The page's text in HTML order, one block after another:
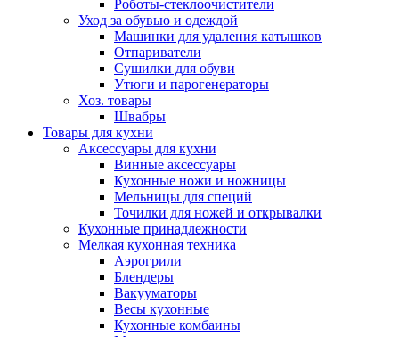
Роботы-стеклоочистители
Уход за обувью и одеждой
Машинки для удаления катышков
Отпариватели
Сушилки для обуви
Утюги и парогенераторы
Хоз. товары
Швабры
Товары для кухни
Аксессуары для кухни
Винные аксессуары
Кухонные ножи и ножницы
Мельницы для специй
Точилки для ножей и открывалки
Кухонные принадлежности
Мелкая кухонная техника
Аэрогрили
Блендеры
Вакууматоры
Весы кухонные
Кухонные комбаины